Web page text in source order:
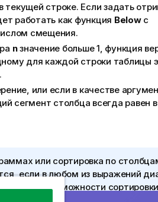
строке. Если задать
работать как функция Belowс
смещения.
nзначение больше 1, функция
для каждой строки таблицы
или если в качестве
сегмент столбца всегда равен
или сортировка по
если в любом из выражений
Данные возможности сортировки